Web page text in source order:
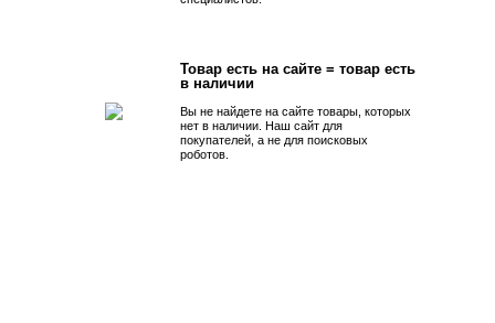
Товар есть на сайте = товар есть
в наличии
Вы не найдете на сайте товары, которых
нет в наличии. Наш сайт для
покупателей, а не для поисковых
роботов.